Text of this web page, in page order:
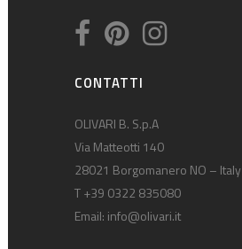
CONTATTI
OLIVARI B. S.p.A
Via Matteotti 140
28021 Borgomanero NO – Italy
T +39 0322 835080
Email: info@olivari.it